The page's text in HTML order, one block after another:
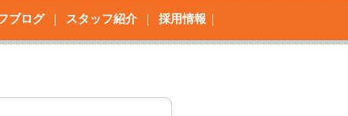
ブログ スタッフ紹介 採用情報